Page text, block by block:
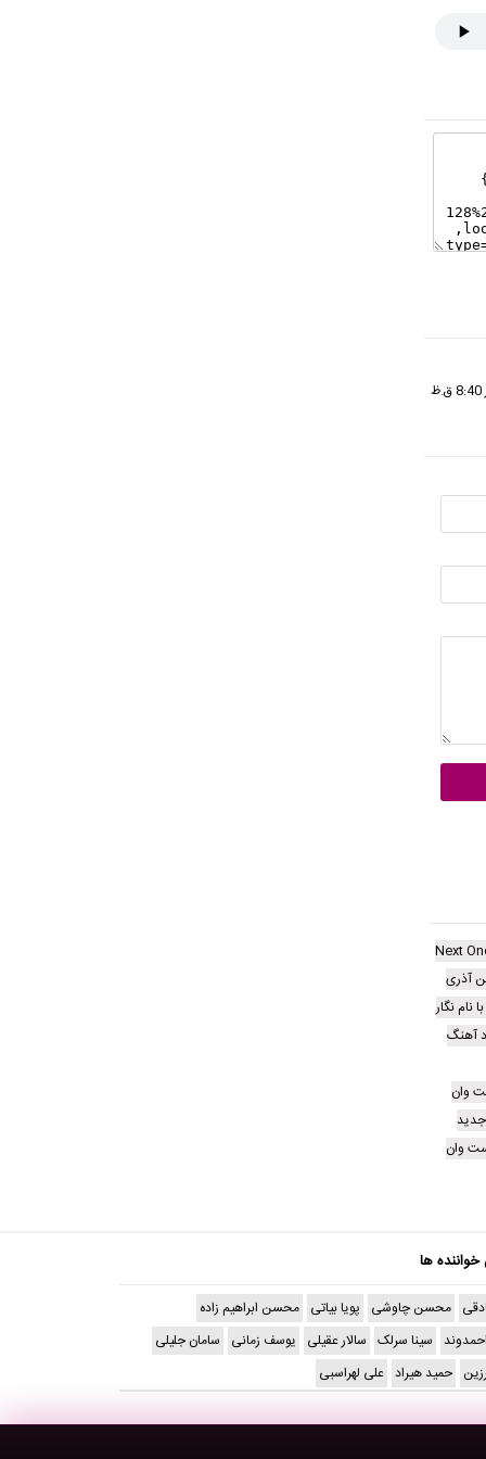
Next
آذری
نگار
آهنگ
وان
وان
خواننده ها
محسن چاوشی پویا بیاتی محسن ابراهیم زاده
سینا سرلک سالار عقیلی یوسف زمانی سامان جلیلی
حمید هیراد علی لهراسبی